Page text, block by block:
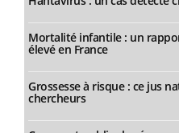
Mortalité infantile : un
élevé en France
Grossesse à risque : ce jus
chercheurs